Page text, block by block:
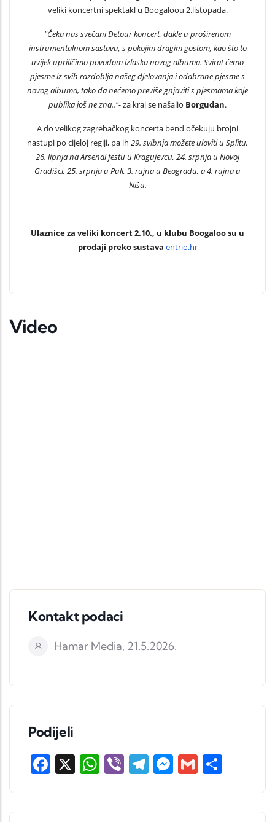
veliki koncertni spektakl u Boogaloou 2.listopada.
"Čeka nas svečani Detour koncert, dakle u proširenom
instrumentalnom sastavu, s pokojim dragim gostom, kao što to
uvijek upriličimo povodom izlaska novog albuma. Svirat ćemo
pjesme iz svih razdoblja našeg djelovanja i odabrane pjesme s
novog albuma, tako da nećemo previše gnjaviti s pjesmama koje
publika još ne zna.."-za kraj se našalio Borgudan.
A do velikog zagrebačkog koncerta bend očekuju brojni
nastupi po cijeloj regiji, pa ih 29. svibnja možete uloviti u Splitu,
26. lipnja na Arsenal festu u Kragujevcu, 24. srpnja u Novoj
Gradišci, 25. srpnja u Puli, 3. rujna u Beogradu, a 4. rujna u
Nišu.
Ulaznice za veliki koncert 2.10., u klubu Boogaloo su u
prodaji preko sustava entrio.hr
Video
Kontakt podaci
Hamar Media, 21.5.2026.
Podijeli
Facebook
X WhatsApp
ViberTelegram
Messenger
Gmail